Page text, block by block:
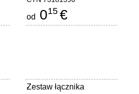
od 015 €
Zestaw łącznika
-